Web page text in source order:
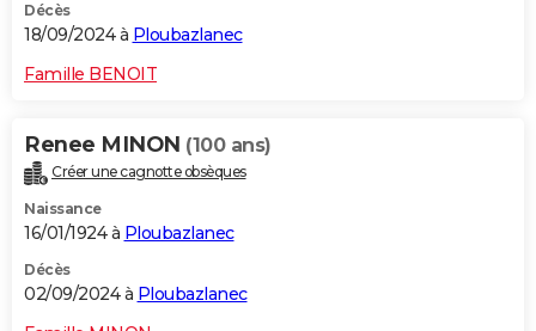
Décès
18/09/2024 à Ploubazlanec
Famille BENOIT
Renee MINON (100 ans)
Créer une cagnotte obsèques
Naissance
16/01/1924 à Ploubazlanec
Décès
02/09/2024 à Ploubazlanec